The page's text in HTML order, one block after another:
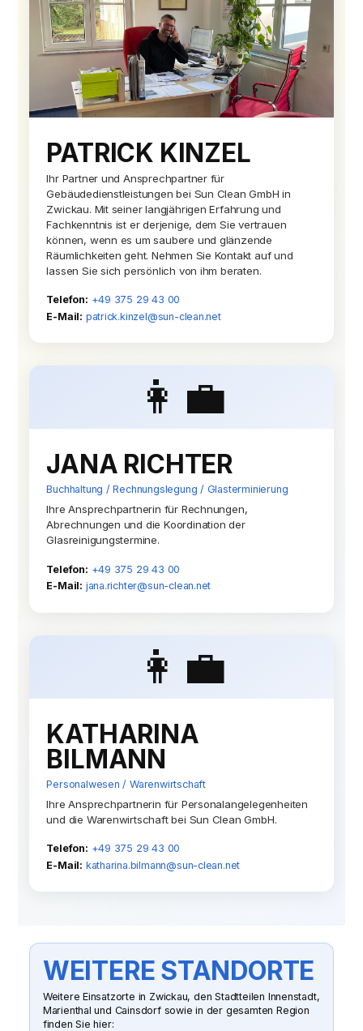
PATRICK KINZEL
Ihr Partner und Ansprechpartner für
Gebäudedienstleistungen bei Sun Clean GmbH in
Zwickau. Mit seiner langjährigen Erfahrung und
Fachkenntnis ist er derjenige, dem Sie vertrauen
können, wenn es um saubere und glänzende
Räumlichkeiten geht. Nehmen Sie Kontakt auf und
lassen Sie sich persönlich von ihm beraten.
Telefon: +49 375 29 43 00
E-Mail: patrick.kinzel@sun-clean.net
👩‍💼
JANA RICHTER
Buchhaltung / Rechnungslegung / Glasterminierung
Ihre Ansprechpartnerin für Rechnungen,
Abrechnungen und die Koordination der
Glasreinigungstermine.
Telefon: +49 375 29 43 00
E-Mail: jana.richter@sun-clean.net
👩‍💼
KATHARINA
BILMANN
Personalwesen / Warenwirtschaft
Ihre Ansprechpartnerin für Personalangelegenheiten
und die Warenwirtschaft bei Sun Clean GmbH.
Telefon: +49 375 29 43 00
E-Mail: katharina.bilmann@sun-clean.net
WEITERE STANDORTE
Weitere Einsatzorte in Zwickau, den Stadtteilen Innenstadt,
Marienthal und Cainsdorf sowie in der gesamten Region
finden Sie hier: